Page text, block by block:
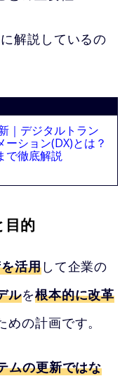
解説しているの
｜デジタルトラン
ーション(DX)とは？
で徹底解説
目的
活用して企業の
ルを根本的に改革
めの計画です。
ムの更新ではな